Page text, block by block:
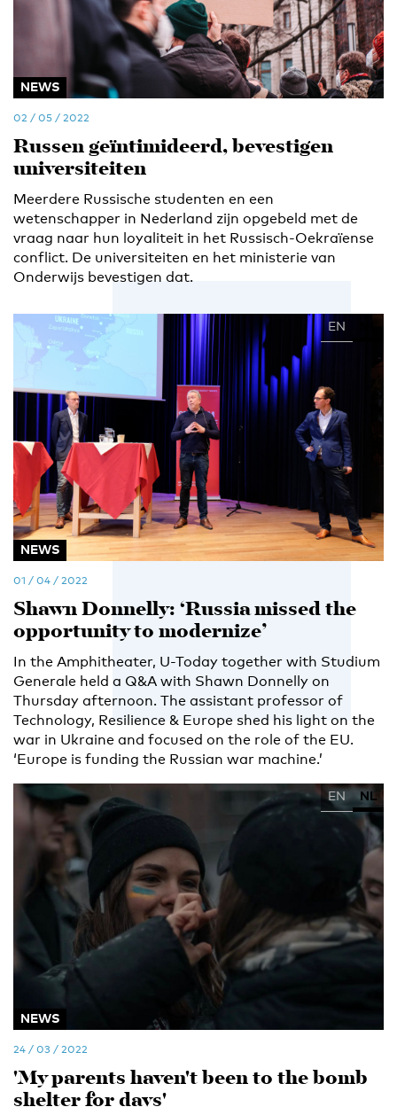
NEWS
02 / 05 / 2022
Russen geïntimideerd, bevestigen
universiteiten
Meerdere Russische studenten en een
wetenschapper in Nederland zijn opgebeld met de
vraag naar hun loyaliteit in het Russisch-Oekraïense
conflict. De universiteiten en het ministerie van
Onderwijs bevestigen dat.
EN
NEWS
01 / 04 / 2022
Shawn Donnelly: ‘Russia missed the
opportunity to modernize’
In the Amphitheater, U-Today together with Studium
Generale held a Q&A with Shawn Donnelly on
Thursday afternoon. The assistant professor of
Technology, Resilience & Europe shed his light on the
war in Ukraine and focused on the role of the EU.
‘Europe is funding the Russian war machine.’
EN NL
NEWS
24 / 03 / 2022
'My parents haven't been to the bomb